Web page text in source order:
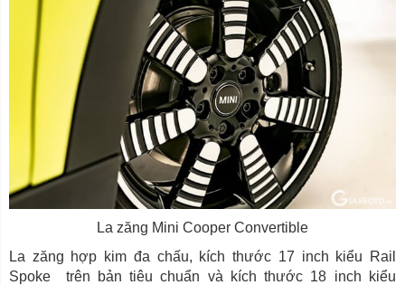
La zăng Mini Cooper Convertible
La zăng hợp kim đa chấu, kích thước 17 inch kiểu Rail
Spoke trên bản tiêu chuẩn và kích thước 18 inch kiểu